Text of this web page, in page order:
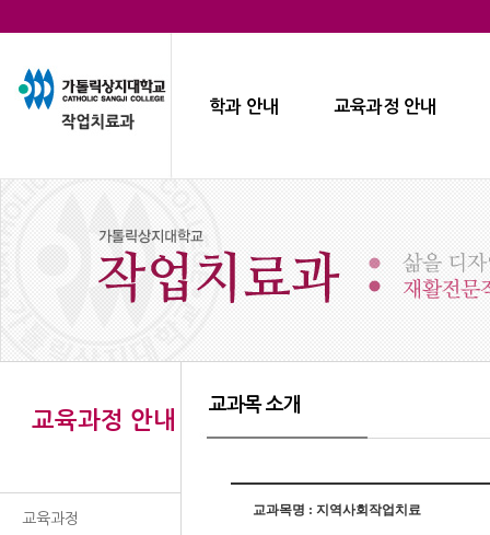
학과 안내 교육과정 안내
교육과정 안내
교육과정
교과목 소개
교과목명 : 지역사회작업치료